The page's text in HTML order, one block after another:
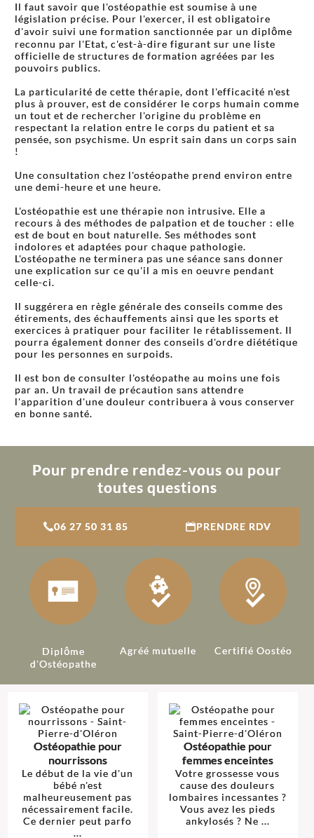
Il faut savoir que l'ostéopathie est soumise à une
législation précise. Pour l'exercer, il est obligatoire
d'avoir suivi une formation sanctionnée par un diplôme
reconnu par l'Etat, c'est-à-dire figurant sur une liste
officielle de structures de formation agréées par les
pouvoirs publics.
La particularité de cette thérapie, dont l'efficacité n'est
plus à prouver, est de considérer le corps humain comme
un tout et de rechercher l'origine du problème en
respectant la relation entre le corps du patient et sa
pensée, son psychisme. Un esprit sain dans un corps sain
!
Une consultation chez l'ostéopathe prend environ entre
une demi-heure et une heure.
L'ostéopathie est une thérapie non intrusive. Elle a
recours à des méthodes de palpation et de toucher : elle
est de bout en bout naturelle. Ses méthodes sont
indolores et adaptées pour chaque pathologie.
L'ostéopathe ne terminera pas une séance sans donner
une explication sur ce qu'il a mis en oeuvre pendant
celle-ci.
Il suggérera en règle générale des conseils comme des
étirements, des échauffements ainsi que les sports et
exercices à pratiquer pour faciliter le rétablissement. Il
pourra également donner des conseils d'ordre diététique
pour les personnes en surpoids.
Il est bon de consulter l'ostéopathe au moins une fois
par an. Un travail de précaution sans attendre
l'apparition d'une douleur contribuera à vous conserver
en bonne santé.
Pour prendre rendez-vous ou pour
toutes questions
06 27 50 31 85 PRENDRE RDV
Diplôme
d'Ostéopathe
Agréé mutuelle Certifié Oostéo
Ostéopathie pour
nourrissons
Le début de la vie d'un
bébé n'est
malheureusement pas
nécessairement facile.
Ce dernier peut parfo
...
Ostéopathie pour
femmes enceintes
Votre grossesse vous
cause des douleurs
lombaires incessantes ?
Vous avez les pieds
ankylosés ? Ne ...